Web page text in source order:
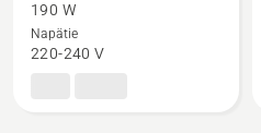
Nabíjačka
Aspire™
190 W
Napätie
220-240 V